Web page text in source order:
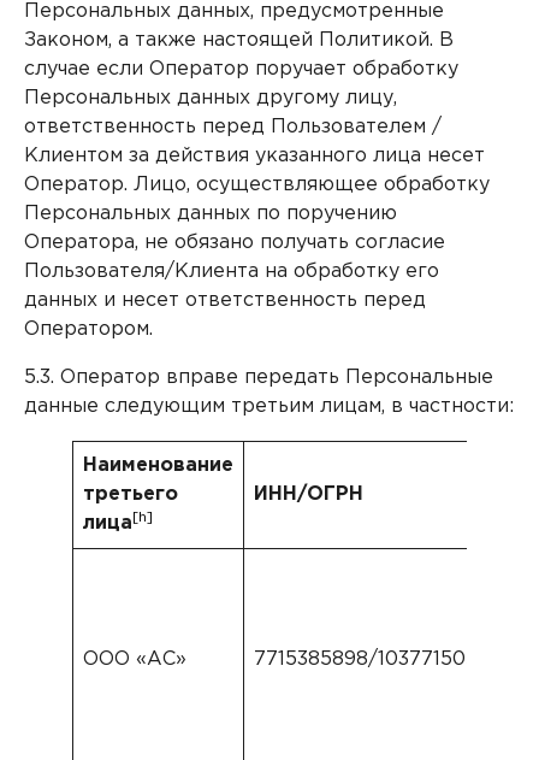
Персональных данных, предусмотренные
Законом, а также настоящей Политикой. В
случае если Оператор поручает обработку
Персональных данных другому лицу,
ответственность перед Пользователем /
Клиентом за действия указанного лица несет
Оператор. Лицо, осуществляющее обработку
Персональных данных по поручению
Оператора, не обязано получать согласие
Пользователя/Клиента на обработку его
данных и несет ответственность перед
Оператором.
5.3. Оператор вправе передать Персональные
данные следующим третьим лицам, в частности:
Наименование
третьего
лица [h]
ИНН/ОГРН
ООО «АС» 7715385898/1037715055950